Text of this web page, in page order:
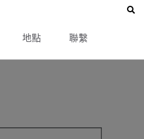
地點 聯繫